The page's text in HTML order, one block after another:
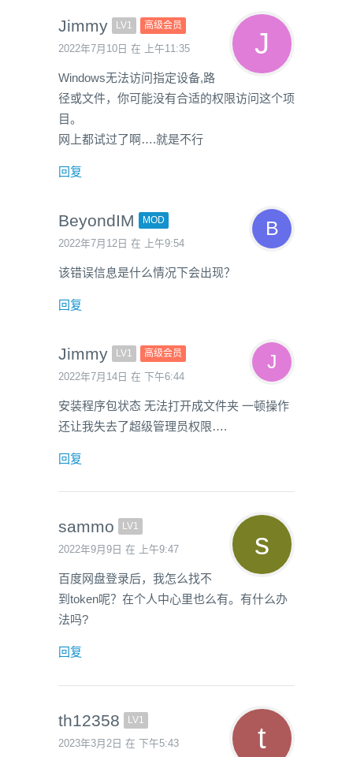
Jimmy LV1 高级会员
2022年7月10日 在 上午11:35
Windows无法访问指定设备,路
径或文件，你可能没有合适的权限访问这个项
目。
网上都试过了啊….就是不行
回复
BeyondIM MOD
2022年7月12日 在 上午9:54
该错误信息是什么情况下会出现？
回复
Jimmy LV1 高级会员
2022年7月14日 在 下午6:44
安装程序包状态 无法打开成文件夹 一顿操作
还让我失去了超级管理员权限….
回复
sammo LV1
2022年9月9日 在 上午9:47
百度网盘登录后，我怎么找不
到token呢？在个人中心里也么有。有什么办
法吗?
回复
th12358 LV1
2023年3月2日 在 下午5:43